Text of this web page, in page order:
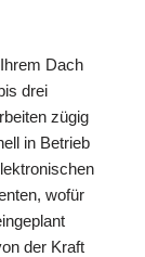
Dach
drei
zügig
in Betrieb
wofür
der Kraft